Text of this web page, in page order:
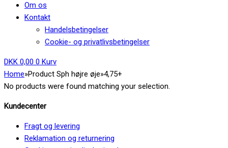
Om os
Kontakt
Handelsbetingelser
Cookie- og privatlivsbetingelser
DKK 0,00 0 Kurv
Home»Product Sph højre øje»4,75+
No products were found matching your selection.
Kundecenter
Fragt og levering
Reklamation og returnering